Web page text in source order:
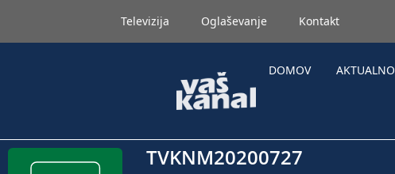
Televizija Oglaševanje Kontakt
DOMOV AKTUALNO
TVKNM20200727